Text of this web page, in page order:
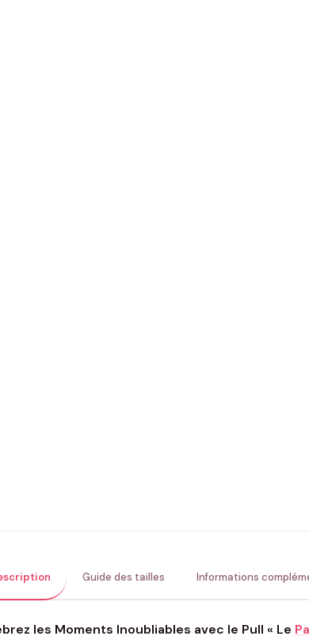
Guide des tailles Informations
les Moments Inoubliables avec le Pull « Le